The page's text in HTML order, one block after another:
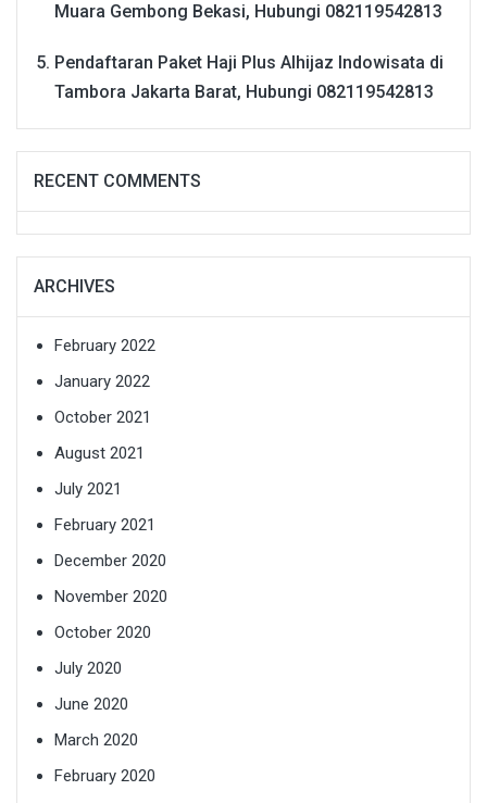
Muara Gembong Bekasi, Hubungi 082119542813
Pendaftaran Paket Haji Plus Alhijaz Indowisata di
Tambora Jakarta Barat, Hubungi 082119542813
RECENT COMMENTS
ARCHIVES
February 2022
January 2022
October 2021
August 2021
July 2021
February 2021
December 2020
November 2020
October 2020
July 2020
June 2020
March 2020
February 2020